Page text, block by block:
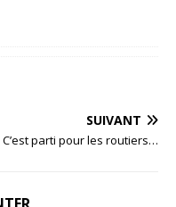
SUIVANT
C’est parti pour les routiers…